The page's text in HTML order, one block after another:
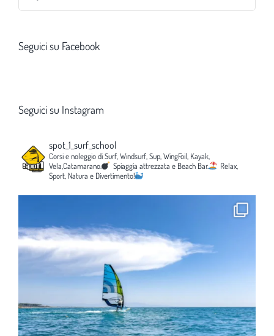
Seguici su Facebook
Seguici su Instagram
spot_1_surf_school
Corsi e noleggio di Surf, Windsurf, Sup, WingFoil, Kayak,
Vela,Catamarano.
Spiaggia attrezzata e Beach Bar.
Relax,
Sport, Natura e Divertimento!